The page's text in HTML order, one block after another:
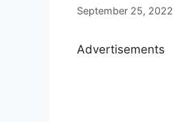
September 25, 2022
Advertisements